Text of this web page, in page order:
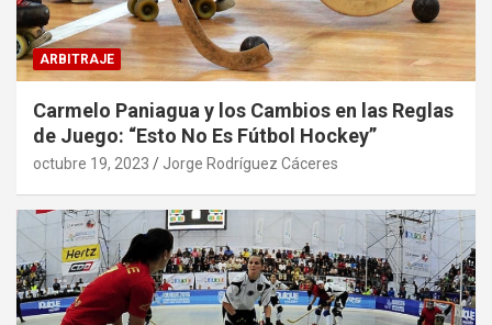
ARBITRAJE
Carmelo Paniagua y los Cambios en las Reglas
de Juego: “Esto No Es Fútbol Hockey”
octubre 19, 2023 Jorge Rodríguez Cáceres